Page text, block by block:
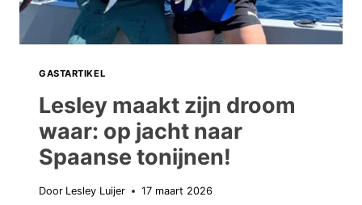
GASTARTIKEL
Lesley maakt zijn droom
waar: op jacht naar
Spaanse tonijnen!
Door Lesley Luijer 17 maart 2026